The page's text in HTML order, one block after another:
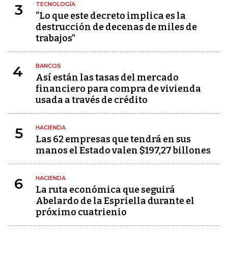
3 TECNOLOGÍA
“Lo que este decreto implica es la
destrucción de decenas de miles de
trabajos”
4 BANCOS
Así están las tasas del mercado
financiero para compra de vivienda
usada a través de crédito
5 HACIENDA
Las 62 empresas que tendrá en sus
manos el Estado valen $197,27 billones
6 HACIENDA
La ruta económica que seguirá
Abelardo de la Espriella durante el
próximo cuatrienio